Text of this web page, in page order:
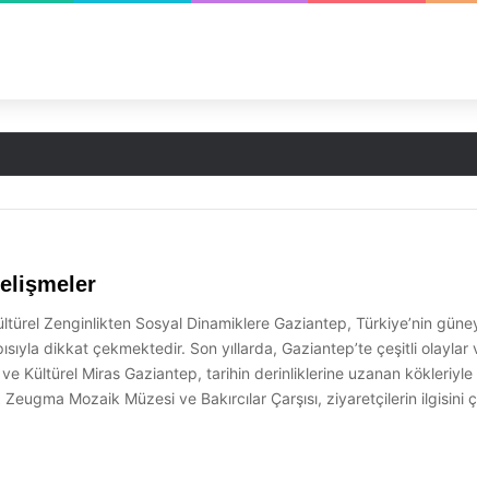
Zenginlikten Sosyal Dinamiklere Gaziantep, Türkiye’nin
dikkat çekmektedir. Son yıllarda, Gaziantep’te çeşitli
Kültürel Miras Gaziantep, tarihin derinliklerine uzanan
Mozaik Müzesi ve Bakırcılar Çarşısı, ziyaretçilerin